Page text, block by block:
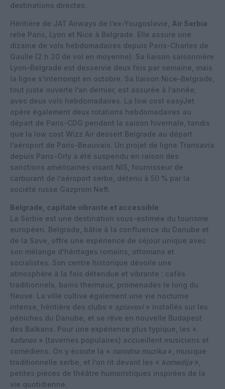
destinations directes.
Héritière de JAT Airways de l’ex-Yougoslavie,
Air Serbia
relie Paris, Lyon et Nice à Belgrade. Elle assure une
dizaine de vols hebdomadaires depuis Paris-Charles de
Gaulle (2 h 20 de vol en moyenne). Sa liaison saisonnière
Lyon–Belgrade est desservie deux fois par semaine, mais
la ligne s’interrompt en octobre. Sa liaison Nice–Belgrade,
tout juste ouverte l’an dernier, est assurée à l’année,
avec deux vols hebdomadaires. La low cost easyJet
opère également deux rotations hebdomadaires au
départ de Paris-CDG pendant la saison hivernale, tandis
que la low cost Wizz Air dessert Belgrade au départ
l’aéroport de Paris-Beauvais. Un projet de ligne Transavia
depuis Paris-Orly a été suspendu en raison des
sanctions américaines visant NIS, fournisseur de
carburant de l’aéroport serbe, détenu à 50 % par la
société russe Gazprom Neft.
Belgrade, capitale vibrante et accessible
La Serbie est une destination sous-estimée du tourisme
européen. Belgrade, bâtie à la confluence du Danube et
de la Save, offre une expérience de séjour unique avec
son mélange d’héritages romains, ottomans et
socialistes. Son centre historique dévoile une
atmosphère à la fois détendue et vibrante : cafés
traditionnels, bains thermaux, promenades le long du
fleuve. La ville cultive également une vie nocturne
intense, héritière des clubs « splavovi» installés sur les
péniches du Danube, et se rêve en nouvelle Budapest
des Balkans. Pour une expérience plus typique, les «
kafanas » (tavernes populaires) accueillent musiciens et
comédiens. On y écoute la « narodna muzika », musique
traditionnelle serbe, et l’on rit devant les « komedija »,
petites pièces de théâtre humoristiques inspirées de la
vie quotidienne.